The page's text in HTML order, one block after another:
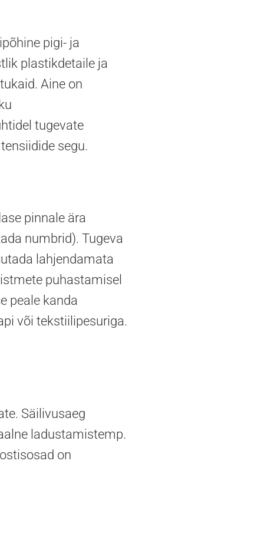
pigi- ja
plastikdetaile ja
Aine on
tugevate
segu.
pinnale ära
numbrid). Tugeva
lahjendamata
puhastamisel
peale kanda
või tekstiilipesuriga.
Säilivusaeg
ladustamistemp.
on